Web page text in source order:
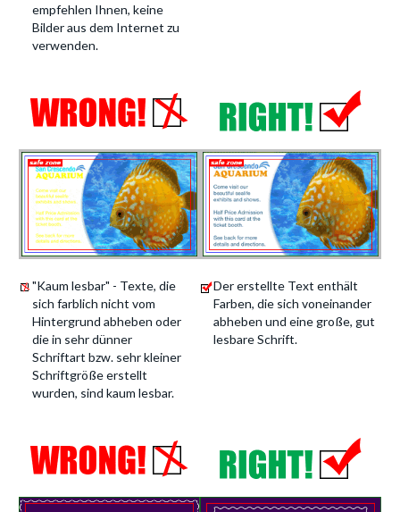
empfehlen Ihnen, keine
Bilder aus dem Internet zu
verwenden.
"Kaum lesbar" - Texte, die
sich farblich nicht vom
Hintergrund abheben oder
die in sehr dünner
Schriftart bzw. sehr kleiner
Schriftgröße erstellt
wurden, sind kaum lesbar.
Der erstellte Text enthält
Farben, die sich voneinander
abheben und eine große, gut
lesbare Schrift.